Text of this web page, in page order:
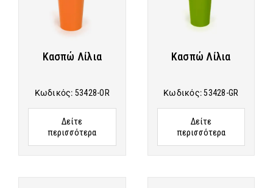
Κασπώ Λίλια
Κωδικός: 53428-OR
Δείτε
περισσότερα
Κασπώ Λίλια
Κωδικός:53428-GR
Δείτε
περισσότερα